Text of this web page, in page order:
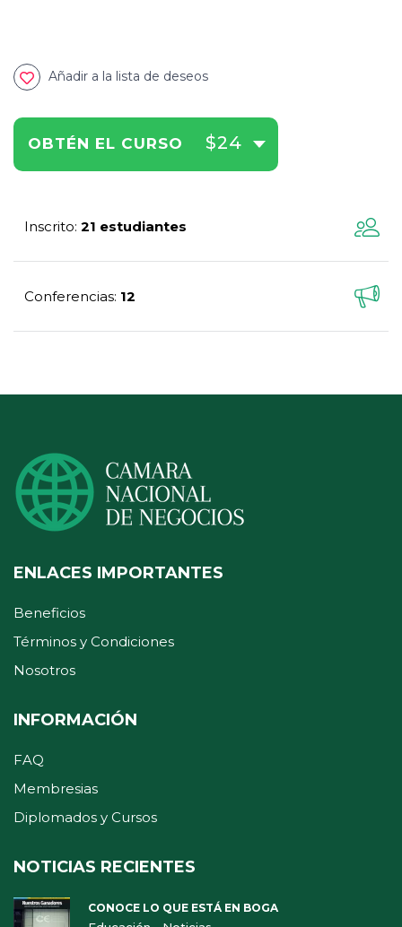
Añadir a la lista de deseos
OBTÉN EL CURSO $24
Inscrito: 21 estudiantes
Conferencias: 12
ENLACES IMPORTANTES
Beneficios
Términos y Condiciones
Nosotros
INFORMACIÓN
FAQ
Membresias
Diplomados y Cursos
NOTICIAS RECIENTES
CONOCE LO QUE ESTÁ EN BOGA